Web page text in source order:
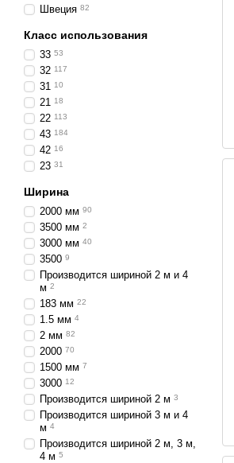
Швеция 82
Класс использования
33 53
32 117
31 10
21 18
22 113
43 184
42 16
23 31
Ширина
2000 мм 90
3500 мм 2
3000 мм 40
3500 9
Производится шириной 2 м и 4
м 2
183 мм 22
1.5 мм 4
2 мм 82
2000 70
1500 мм 7
3000 12
Производится шириной 2 м 3
Производится шириной 3 м и 4
м 4
Производится шириной 2 м, 3 м,
4 м 5